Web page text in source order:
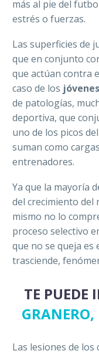
más al pie del
estrés o fuerzas.
Las superficies de
que en conjunto
que actúan contra
caso de los jóvenes
de patologías,
deportiva, que
uno de los picos
suman como
entrenadores.
Ya que la mayoría
del crecimiento del
mismo no lo
proceso selectivo
que no se queja es
trasciende,
TE PUEDE
GRANERO,
Las lesiones de los